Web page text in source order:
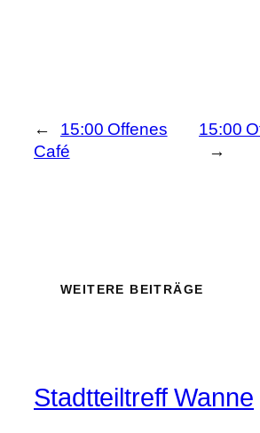
←
15:00 Offenes
Café
15:00
→
WEITERE BEITRÄGE
Stadtteiltreff Wanne